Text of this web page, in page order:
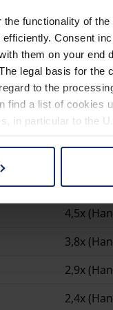
functionality of
Consent
them on your end
legal basis for the
to the
find a list of cookies
in particular to the
all" button or
at any time (in
in our Privacy
lente
4,5x
3,8x
2,9x
2,4x